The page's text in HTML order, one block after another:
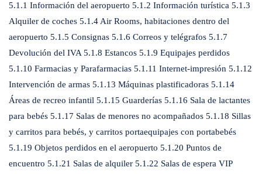
5.1.1 Información del aeropuerto 5.1.2 Información turística 5.1.3
Alquiler de coches 5.1.4 Air Rooms, habitaciones dentro del
aeropuerto 5.1.5 Consignas 5.1.6 Correos y telégrafos 5.1.7
Devolución del IVA 5.1.8 Estancos 5.1.9 Equipajes perdidos
5.1.10 Farmacias y Parafarmacias 5.1.11 Internet-impresión 5.1.12
Intervención de armas 5.1.13 Máquinas plastificadoras 5.1.14
Áreas de recreo infantil 5.1.15 Guarderías 5.1.16 Sala de lactantes
para bebés 5.1.17 Salas de menores no acompañados 5.1.18 Sillas
y carritos para bebés, y carritos portaequipajes con portabebés
5.1.19 Objetos perdidos en el aeropuerto 5.1.20 Puntos de
encuentro 5.1.21 Salas de alquiler 5.1.22 Salas de espera VIP